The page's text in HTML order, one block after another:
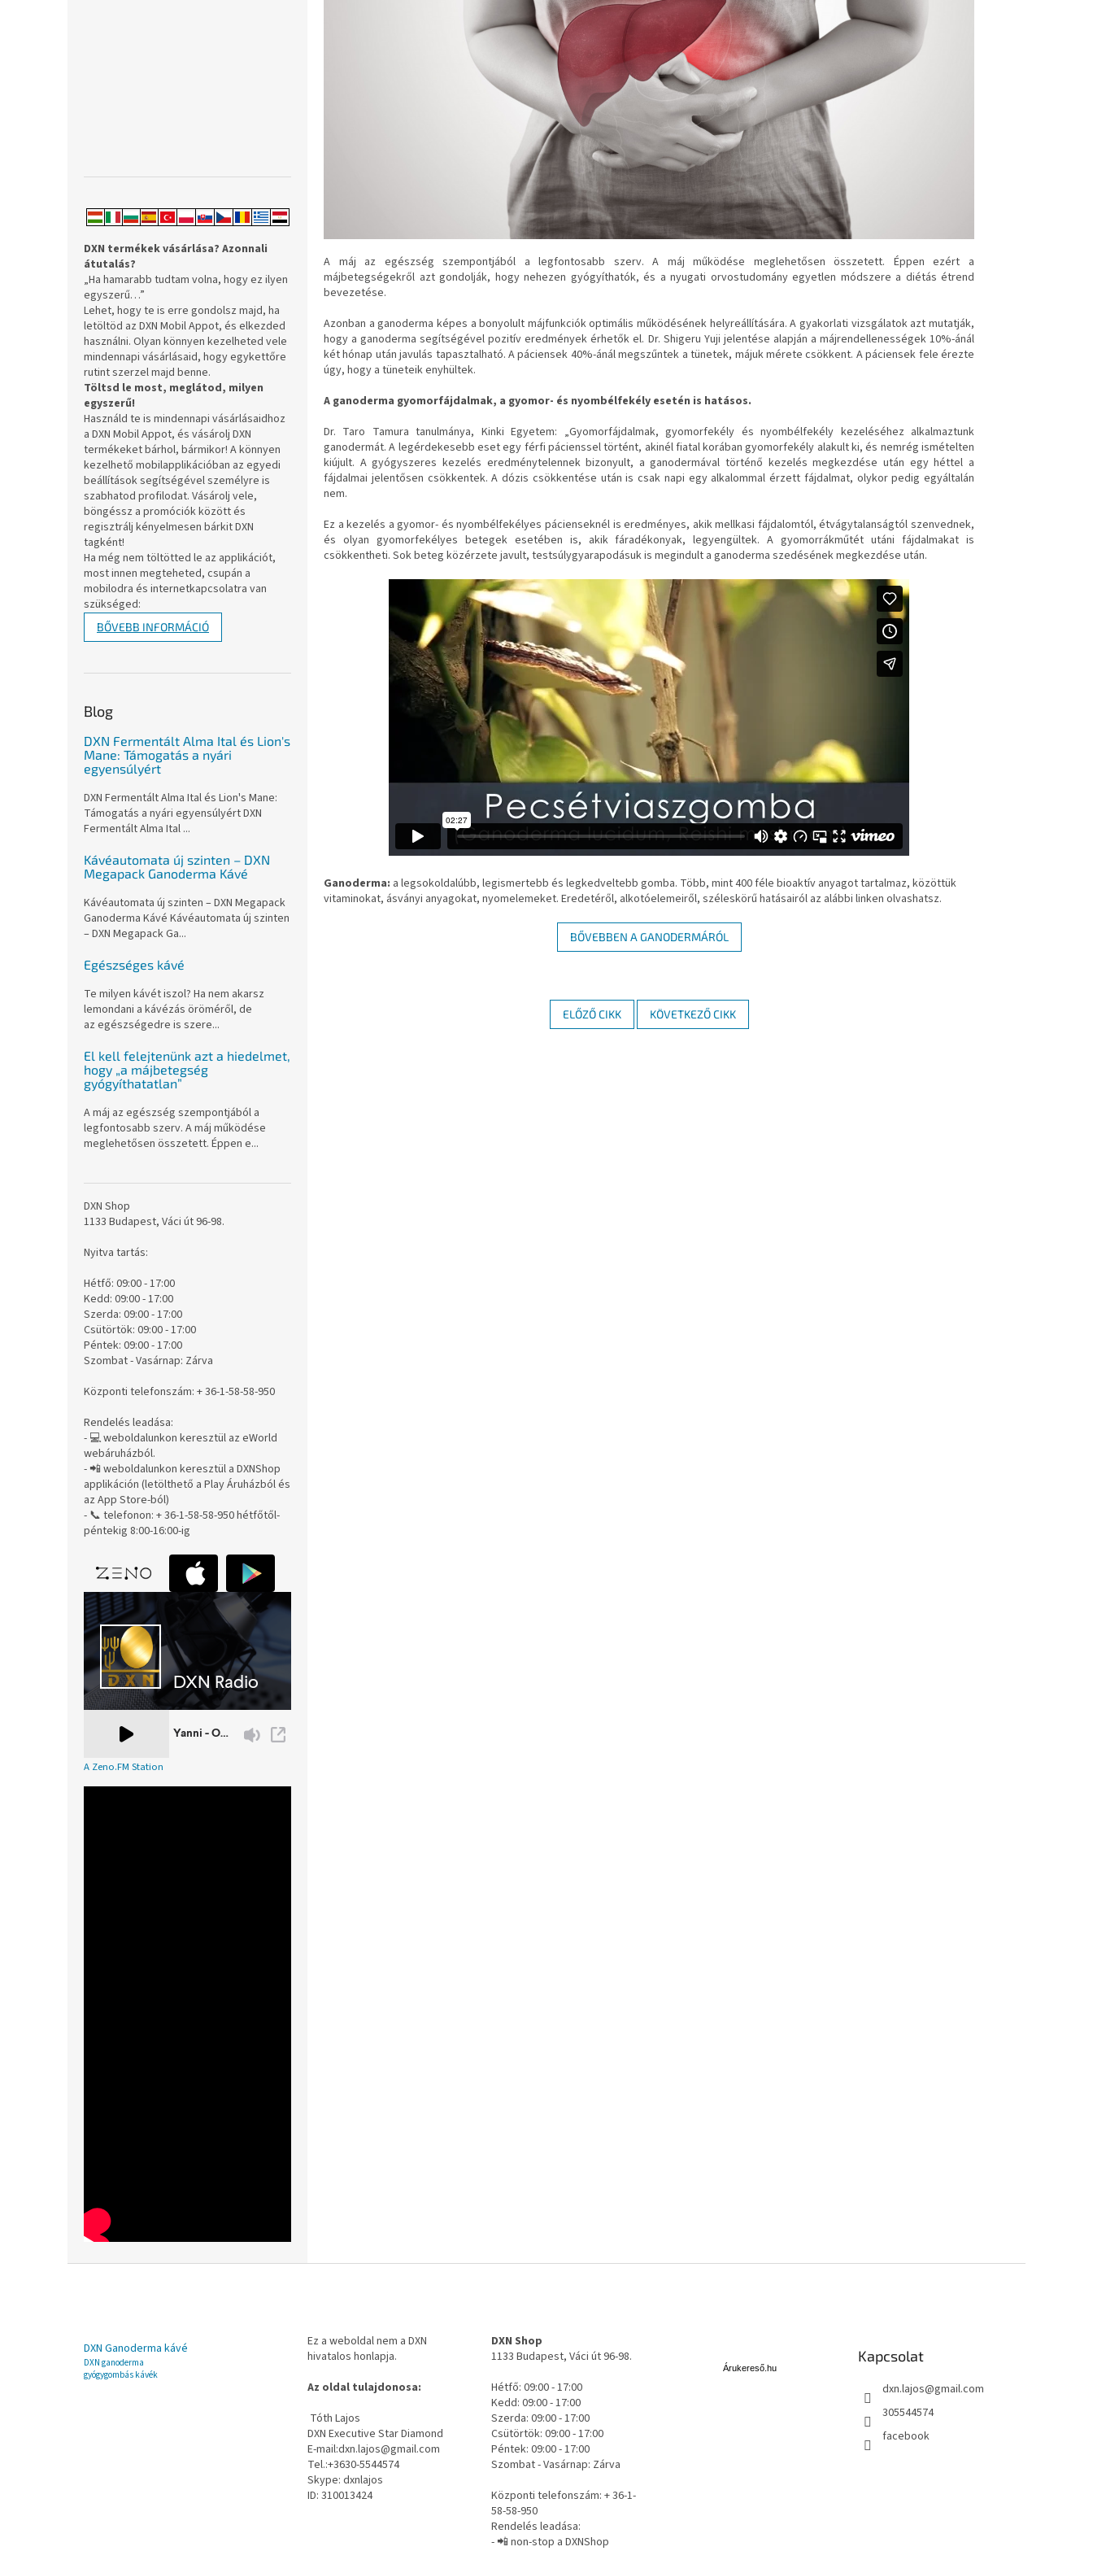
DXN termékek vásárlása? Azonnali
átutalás?
„Ha hamarabb tudtam volna, hogy ez ilyen
egyszerű…”
Lehet, hogy te is erre gondolsz majd, ha
letöltöd az DXN Mobil Appot, és elkezded
használni. Olyan könnyen kezelheted vele
mindennapi vásárlásaid, hogy egykettőre
rutint szerzel majd benne.
Töltsd le most, meglátod, milyen
egyszerű!
Használd te is mindennapi vásárlásaidhoz
a DXN Mobil Appot, és vásárolj DXN
termékeket bárhol, bármikor! A könnyen
kezelhető mobilapplikációban az egyedi
beállítások segítségével személyre is
szabhatod profilodat. Vásárolj vele,
böngéssz a promóciók között és
regisztrálj kényelmesen bárkit DXN
tagként!
Ha még nem töltötted le az applikációt,
most innen megteheted, csupán a
mobilodra és internetkapcsolatra van
szükséged:
BŐVEBB INFORMÁCIÓ
Blog
DXN Fermentált Alma Ital és Lion's
Mane: Támogatás a nyári
egyensúlyért
DXN Fermentált Alma Ital és Lion's Mane:
Támogatás a nyári egyensúlyért DXN
Fermentált Alma Ital ...
Kávéautomata új szinten – DXN
Megapack Ganoderma Kávé
Kávéautomata új szinten – DXN Megapack
Ganoderma Kávé Kávéautomata új szinten
– DXN Megapack Ga...
Egészséges kávé
Te milyen kávét iszol? Ha nem akarsz
lemondani a kávézás öröméről, de
az egészségedre is szere...
El kell felejtenünk azt a hiedelmet,
hogy „a májbetegség
gyógyíthatatlan”
A máj az egészség szempontjából a
legfontosabb szerv. A máj működése
meglehetősen összetett. Éppen e...
DXN Shop
1133 Budapest, Váci út 96-98.
Nyitva tartás:
Hétfő: 09:00 - 17:00
Kedd: 09:00 - 17:00
Szerda: 09:00 - 17:00
Csütörtök: 09:00 - 17:00
Péntek: 09:00 - 17:00
Szombat - Vasárnap: Zárva
Központi telefonszám: + 36-1-58-58-950
Rendelés leadása:
- 💻 weboldalunkon keresztül az eWorld
webáruházból.
- 📲 weboldalunkon keresztül a DXNShop
applikáción (letölthető a Play Áruházból és
az App Store-ból)
- 📞 telefonon: + 36-1-58-58-950 hétfőtől-
péntekig 8:00-16:00-ig
A Zeno.FM Station
A máj az egészség szempontjából a legfontosabb szerv. A máj működése meglehetősen összetett. Éppen ezért a
májbetegségekről azt gondolják, hogy nehezen gyógyíthatók, és a nyugati orvostudomány egyetlen módszere a diétás étrend
bevezetése.
Azonban a ganoderma képes a bonyolult májfunkciók optimális működésének helyreállítására. A gyakorlati vizsgálatok azt mutatják,
hogy a ganoderma segítségével pozitív eredmények érhetők el. Dr. Shigeru Yuji jelentése alapján a májrendellenességek 10%-ánál
két hónap után javulás tapasztalható. A páciensek 40%-ánál megszűntek a tünetek, májuk mérete csökkent. A páciensek fele érezte
úgy, hogy a tüneteik enyhültek.
A ganoderma gyomorfájdalmak, a gyomor- és nyombélfekély esetén is hatásos.
Dr. Taro Tamura tanulmánya, Kinki Egyetem: „Gyomorfájdalmak, gyomorfekély és nyombélfekély kezeléséhez alkalmaztunk
ganodermát. A legérdekesebb eset egy férfi pácienssel történt, akinél fiatal korában gyomorfekély alakult ki, és nemrég ismételten
kiújult. A gyógyszeres kezelés eredménytelennek bizonyult, a ganodermával történő kezelés megkezdése után egy héttel a
fájdalmai jelentősen csökkentek. A dózis csökkentése után is csak napi egy alkalommal érzett fájdalmat, olykor pedig egyáltalán
nem.
Ez a kezelés a gyomor- és nyombélfekélyes pácienseknél is eredményes, akik mellkasi fájdalomtól, étvágytalanságtól szenvednek,
és olyan gyomorfekélyes betegek esetében is, akik fáradékonyak, legyengültek. A gyomorrákműtét utáni fájdalmakat is
csökkentheti. Sok beteg közérzete javult, testsúlygyarapodásuk is megindult a ganoderma szedésének megkezdése után.
Ganoderma: a legsokoldalúbb, legismertebb és legkedveltebb gomba. Több, mint 400 féle bioaktív anyagot tartalmaz, közöttük
vitaminokat, ásványi anyagokat, nyomelemeket. Eredetéről, alkotóelemeiről, széleskörű hatásairól az alábbi linken olvashatsz.
BŐVEBBEN A GANODERMÁRÓL
ELŐZŐ CIKK KÖVETKEZŐ CIKK
DXN Ganoderma kávé
DXN ganoderma
gyógygombás kávék
Ez a weboldal nem a DXN
hivatalos honlapja.
Az oldal tulajdonosa:
Tóth Lajos
DXN Executive Star Diamond
E-mail:dxn.lajos@gmail.com
Tel.:+3630-5544574
Skype: dxnlajos
ID: 310013424
DXN Shop
1133 Budapest, Váci út 96-98.
Hétfő: 09:00 - 17:00
Kedd: 09:00 - 17:00
Szerda: 09:00 - 17:00
Csütörtök: 09:00 - 17:00
Péntek: 09:00 - 17:00
Szombat - Vasárnap: Zárva
Központi telefonszám: + 36-1-
58-58-950
Rendelés leadása:
- 📲 non-stop a DXNShop
Árukereső.hu
Kapcsolat
dxn.lajos@gmail.com
305544574
facebook